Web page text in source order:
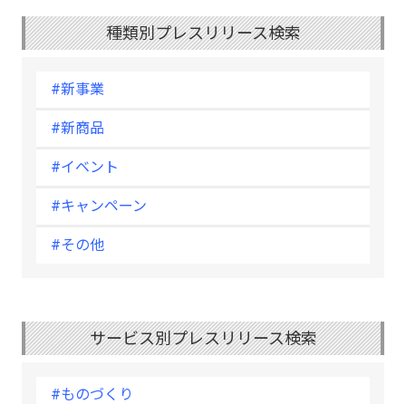
種類別プレスリリース検索
#新事業
#新商品
#イベント
#キャンペーン
#その他
サービス別プレスリリース検索
#ものづくり